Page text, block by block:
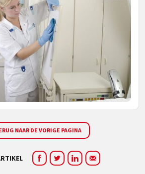
NAAR DE VORIGE PAGINA